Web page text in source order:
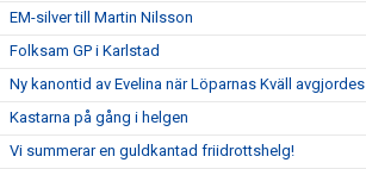
EM-silver till Martin Nilsson
Folksam GP i Karlstad
Ny kanontid av Evelina när Löparnas Kväll avgjordes
Kastarna på gång i helgen
Vi summerar en guldkantad friidrottshelg!